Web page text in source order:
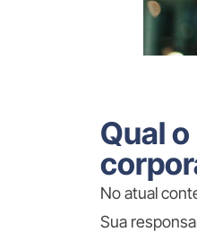
Qual
No atual
Sua